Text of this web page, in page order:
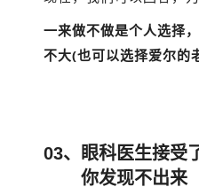
一来做不做是个人选择
不大(也可以选择爱尔的
03、眼科医生接受
你发现不出来